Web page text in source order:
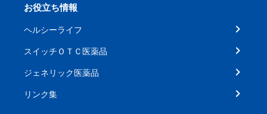
お役立ち情報
ヘルシーライフ
スイッチＯＴＣ医薬品
ジェネリック医薬品
リンク集